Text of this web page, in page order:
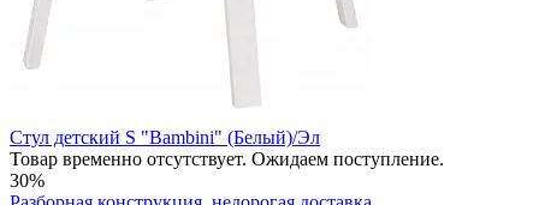
Стул детский S "Bambini" (Белый)/Эл
Товар временно отсутствует. Ожидаем поступление.
30%